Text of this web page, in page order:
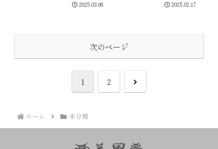
2025.03.06 2025.02.17
次のページ
1 2
次
ホーム 未分類